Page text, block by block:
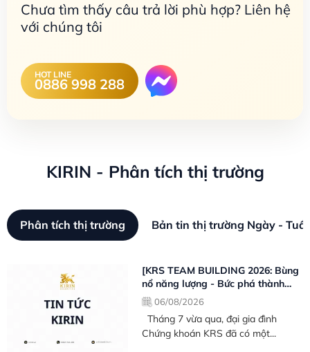
Chưa tìm thấy câu trả lời phù hợp? Liên hệ
với chúng tôi
HOT LINE
0886 998 288
KIRIN - Phân tích thị trường
Phân tích thị trường Bản tin thị trường Ngày -
[KRS TEAM BUILDING 2026: Bùng
nổ năng lượng - Bức phá thành
công06/08/2026
Chứng khoán KRS đã có một...